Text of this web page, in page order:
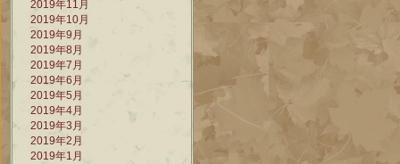
2019年11月
2019年10月
2019年9月
2019年8月
2019年7月
2019年6月
2019年5月
2019年4月
2019年3月
2019年2月
2019年1月